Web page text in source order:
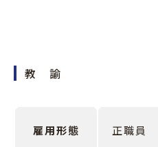
教 諭
雇用形態 正職員